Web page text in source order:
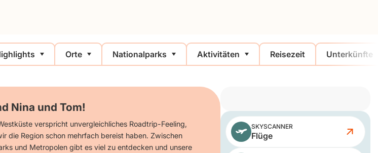
Orte Nationalparks Aktivitäten Reisezeit Unterkünfte
Nina und Tom!
verspricht unvergleichliches Roadtrip-Feeling,
die Region schon mehrfach bereist haben. Zwischen
und Metropolen gibt es viel zu entdecken und unsere
SKYSCANNER
Flüge